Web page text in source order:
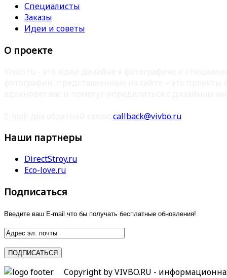
Специалисты
Заказы
Идеи и советы
О проекте
callback@vivbo.ru
Наши партнеры
DirectStroy.ru
Eco-love.ru
Подписаться
Введите ваш E-mail что бы получать бесплатные обновления!
Copyright by VIVBO.RU -